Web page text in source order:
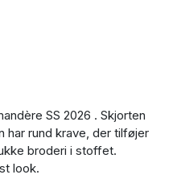
SS 2026 . Skjorten
har rund krave, der tilføjer
broderi i stoffet.
look.